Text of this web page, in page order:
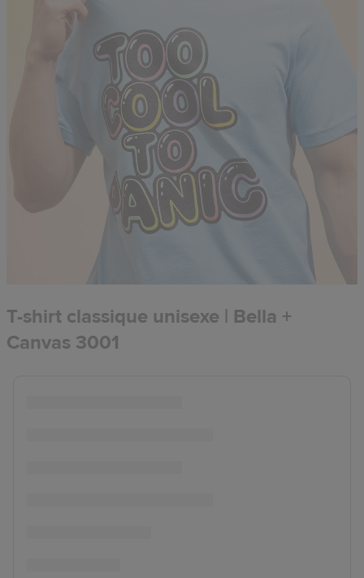
T-shirt classique unisexe | Bella +
Canvas 3001